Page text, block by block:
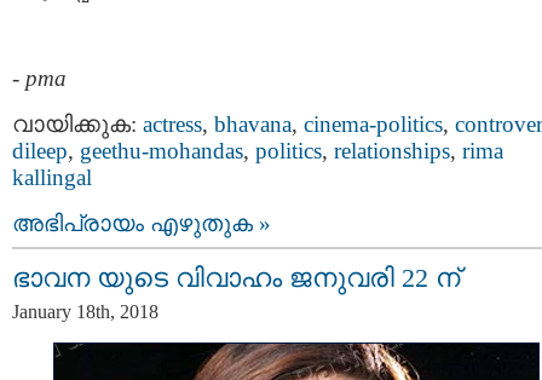
- pma
വായിക്കുക: actress, bhavana, cinema-politics,
dileep, geethu-mohandas, politics, relationships, rima
kallingal
അഭിപ്രായം എഴുതുക »
ഭാവന യുടെ വിവാഹം ജനുവരി 22 ന്
January 18th, 2018